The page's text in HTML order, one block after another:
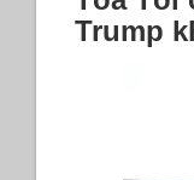
Trump